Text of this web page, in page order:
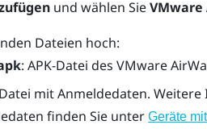
und wählen SieVMware
Dateien hoch:
: APK-Datei des VMware
mit Anmeldedaten.
finden Sie unterGeräte